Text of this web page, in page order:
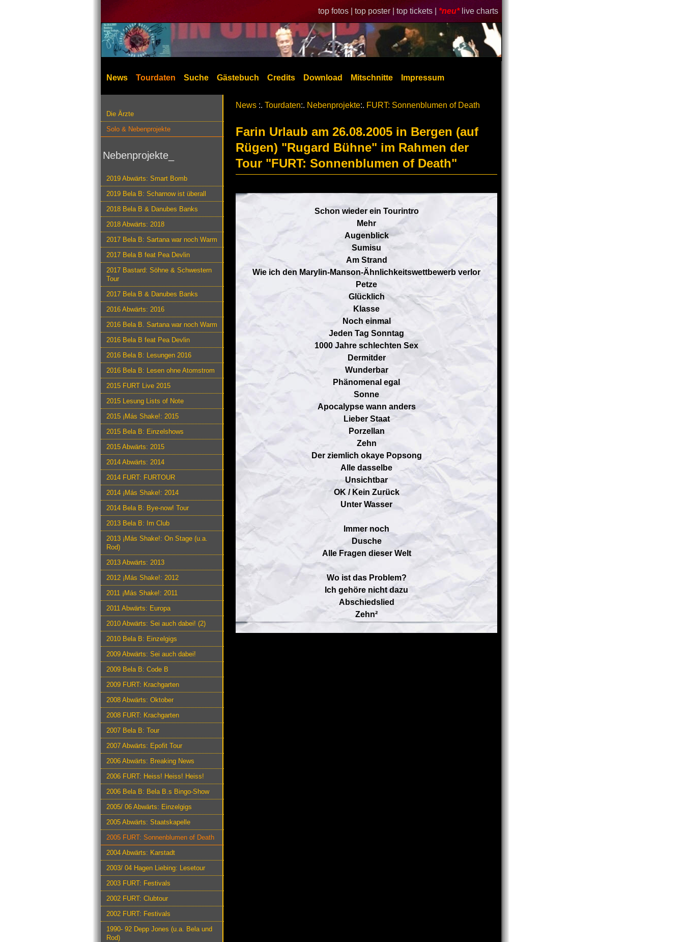
top fotos | top poster | top tickets | *neu* live charts
News Tourdaten Suche Gästebuch Credits Download Mitschnitte Impressum
Die Ärzte
Solo & Nebenprojekte
Nebenprojekte_
2019 Abwärts: Smart Bomb
2019 Bela B: Scharnow ist überall
2018 Bela B & Danubes Banks
2018 Abwärts: 2018
2017 Bela B: Sartana war noch Warm
2017 Bela B feat Pea Devlin
2017 Bastard: Söhne & Schwestern
Tour
2017 Bela B & Danubes Banks
2016 Abwärts: 2016
2016 Bela B. Sartana war noch Warm
2016 Bela B feat Pea Devlin
2016 Bela B: Lesungen 2016
2016 Bela B: Lesen ohne Atomstrom
2015 FURT Live 2015
2015 Lesung Lists of Note
2015 ¡Más Shake!: 2015
2015 Bela B: Einzelshows
2015 Abwärts: 2015
2014 Abwärts: 2014
2014 FURT: FURTOUR
2014 ¡Más Shake!: 2014
2014 Bela B: Bye-now! Tour
2013 Bela B: Im Club
2013 ¡Más Shake!: On Stage (u.a.
Rod)
2013 Abwärts: 2013
2012 ¡Más Shake!: 2012
2011 ¡Más Shake!: 2011
2011 Abwärts: Europa
2010 Abwärts: Sei auch dabei! (2)
2010 Bela B: Einzelgigs
2009 Abwärts: Sei auch dabei!
2009 Bela B: Code B
2009 FURT: Krachgarten
2008 Abwärts: Oktober
2008 FURT: Krachgarten
2007 Bela B: Tour
2007 Abwärts: Epofit Tour
2006 Abwärts: Breaking News
2006 FURT: Heiss! Heiss! Heiss!
2006 Bela B: Bela B.s Bingo-Show
2005/ 06 Abwärts: Einzelgigs
2005 Abwärts: Staatskapelle
2005 FURT: Sonnenblumen of Death
2004 Abwärts: Karstadt
2003/ 04 Hagen Liebing: Lesetour
2003 FURT: Festivals
2002 FURT: Clubtour
2002 FURT: Festivals
1990- 92 Depp Jones (u.a. Bela und
Rod)
News :. Tourdaten:. Nebenprojekte:. FURT: Sonnenblumen of Death
Farin Urlaub am 26.08.2005 in Bergen (auf
Rügen) "Rugard Bühne" im Rahmen der
Tour "FURT: Sonnenblumen of Death"
Schon wieder ein Tourintro
Mehr
Augenblick
Sumisu
Am Strand
Wie ich den Marylin-Manson-Ähnlichkeitswettbewerb verlor
Petze
Glücklich
Klasse
Noch einmal
Jeden Tag Sonntag
1000 Jahre schlechten Sex
Dermitder
Wunderbar
Phänomenal egal
Sonne
Apocalypse wann anders
Lieber Staat
Porzellan
Zehn
Der ziemlich okaye Popsong
Alle dasselbe
Unsichtbar
OK / Kein Zurück
Unter Wasser
Immer noch
Dusche
Alle Fragen dieser Welt
Wo ist das Problem?
Ich gehöre nicht dazu
Abschiedslied
Zehn²